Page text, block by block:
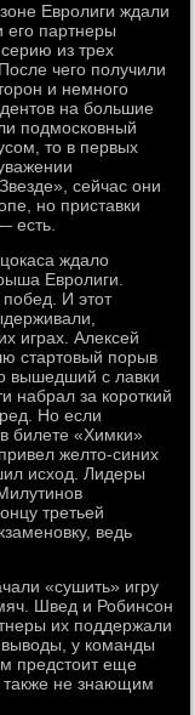
Евролиги ждали
партнеры
из трех
чего получили
и немного
на большие
подмосковный
то в первых
сейчас они
но приставки
есть.
ждало
Евролиги.
И этот
играх. Алексей
стартовый порыв
вышедший с лавки
набрал за короткий
Но если
билете «Химки»
желто-синих
исход. Лидеры
третьей
ведь
«сушить» игру
Швед и Робинсон
их поддержали
у команды
предстоит еще
не знающим